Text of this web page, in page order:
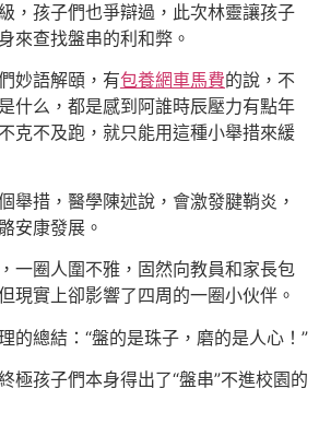
，孩子們也爭辯過，此次林靈讓孩子
來查找盤串的利和弊。
妙語解頤，有包養網車馬費的說，不
什么，都是感到阿誰時辰壓力有點年
克不及跑，就只能用這種小舉措來緩
舉措，醫學陳述說，會激發腱鞘炎，
安康發展。
一圈人圍不雅，固然向教員和家長包
現實上卻影響了四周的一圈小伙伴。
的總結：“盤的是珠子，磨的是人心！”
極孩子們本身得出了“盤串”不進校園的